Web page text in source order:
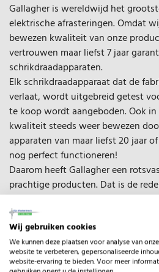
Gallagher is wereldwijd het
elektrische afrasteringen. Omdat
bewezen kwaliteit van onze
vertrouwen maar liefst 7 jaar
schrikdraadapparaten.
Elk schrikdraadapparaat dat de
verlaat, wordt uitgebreid getest
te koop wordt aangeboden. Ook
kwaliteit steeds weer bewezen
apparaten van maar liefst 20 jaar
nog perfect functioneren!
Daarom heeft Gallagher een
prachtige producten. Dat is de
onze schrikdraadapparaten
er lang plezier van zult hebben.
De enige voorwaarde voor de 7
schrikdraadapparaat uiterlijk
registreert.
Wij gebruiken cookies
We kunnen deze plaatsen voor analyse van
website te verbeteren, gepersonaliseerde
website-ervaring te bieden. Voor meer